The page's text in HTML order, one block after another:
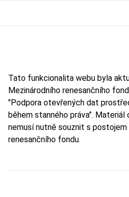
Tato funkcionalita webu byla
Mezinárodního renesančního
"Podpora otevřených dat
během stanného práva".
nemusí nutně souznit s postojem
renesančního fondu.